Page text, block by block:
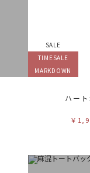
オレンジ
イエローイエロー
グリーン
パープル
レッドレッド
リ
SALE
TIMESALE
MARKDOWN
ハー
￥